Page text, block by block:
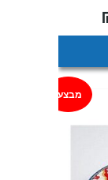
הוא:
מבצע!